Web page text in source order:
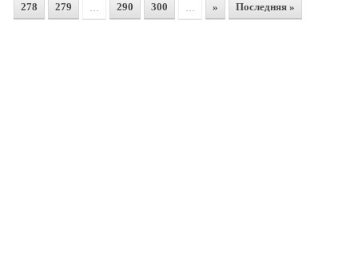
278 279 290 300 » Последняя »